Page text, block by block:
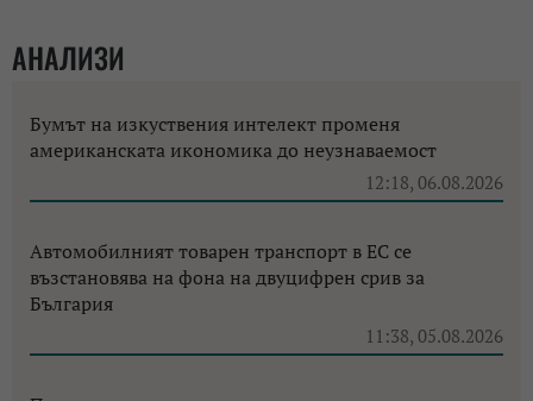
АНАЛИЗИ
Бумът на изкуствения интелект променя
американската икономика до неузнаваемост
12:18, 06.08.2026
Автомобилният товарен транспорт в ЕС се
възстановява на фона на двуцифрен срив за
България
11:38, 05.08.2026